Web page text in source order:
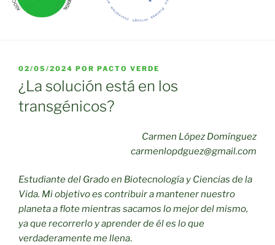
PUBLICADO
EL
02/05/2024 POR PACTO VERDE
¿La solución está en los
transgénicos?
Carmen López Domínguez
carmenlopdguez@gmail.com
Estudiante del Grado en Biotecnología y Ciencias de la
Vida. Mi objetivo es contribuir a mantener nuestro
planeta a flote mientras sacamos lo mejor del mismo,
ya que recorrerlo y aprender de él es lo que
verdaderamente me llena.